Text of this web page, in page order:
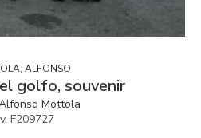
ALFONSO
golfo, souvenir
Mottola
F209727